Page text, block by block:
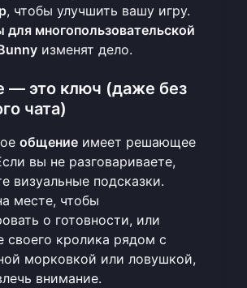
, чтобы улучшить вашу игру.
для многопользовательской
изменят дело.
— это ключ (даже без
чата)
общение имеет решающее
вы не разговариваете,
визуальные подсказки.
месте, чтобы
о готовности, или
своего кролика рядом с
морковкой или ловушкой,
внимание.